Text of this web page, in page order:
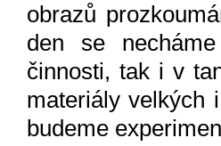
obrazů
den se
činnosti, tak i v
materiály velkých
budeme